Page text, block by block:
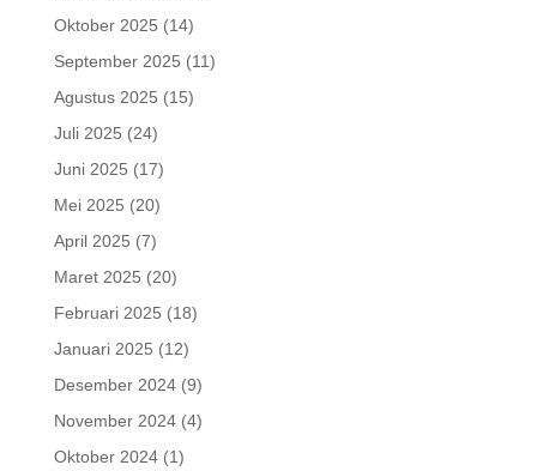
Oktober 2025 (14)
September 2025 (11)
Agustus 2025 (15)
Juli 2025 (24)
Juni 2025 (17)
Mei 2025 (20)
April 2025 (7)
Maret 2025 (20)
Februari 2025 (18)
Januari 2025 (12)
Desember 2024(9)
November 2024(4)
Oktober 2024(1)